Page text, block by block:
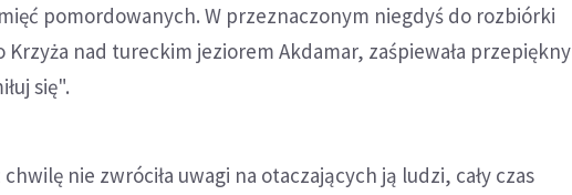
pomordowanych. W przeznaczonym niegdyś do rozbiórki
Krzyża nad tureckim jeziorem Akdamar, zaśpiewała przepiękny
się".
nie zwróciła uwagi na otaczających ją ludzi, cały czas